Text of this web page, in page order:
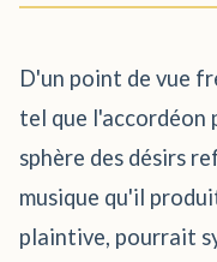
D'un point de vue
tel que l'accordéon
sphère des désirs
musique qu'il
plaintive, pourrait